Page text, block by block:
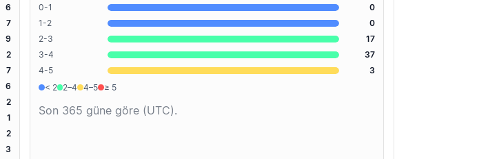
6
7
9
2
7
6
2
1
2
3
0-1
0
1-2
0
2-3
17
3-4
37
4-5
3
< 2
2–4 4–5 ≥ 5
Son 365 güne göre (UTC).